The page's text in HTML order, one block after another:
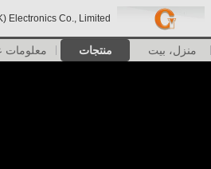
Electronics Co., Limited
منزل، بيت منتجات معلومات